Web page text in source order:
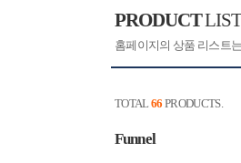
PRODUCT
홈페이지의 상품 리스트
TOTAL 66 PRODUCTS.
Funnel